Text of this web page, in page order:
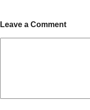
Leave a Comment